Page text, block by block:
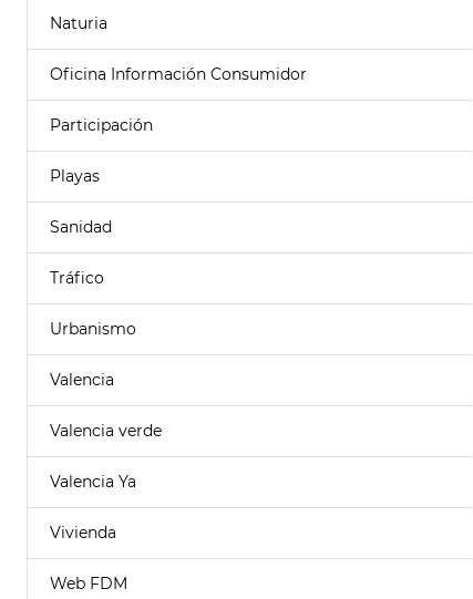
Naturia
Oficina Información Consumidor
Participación
Playas
Sanidad
Tráfico
Urbanismo
Valencia
Valencia verde
Valencia Ya
Vivienda
Web FDM